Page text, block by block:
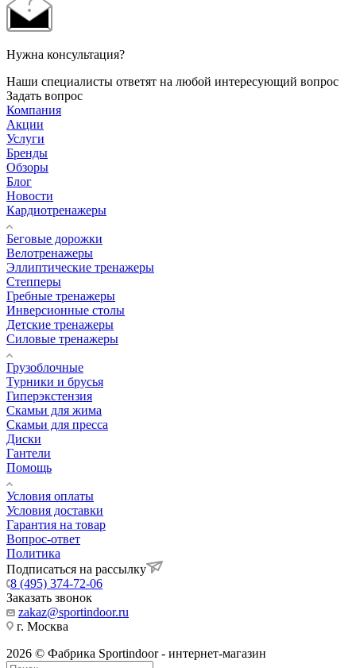
Нужна консультация?
Наши специалисты ответят на любой интересующий вопрос
Задать вопрос
Компания
Акции
Услуги
Бренды
Обзоры
Блог
Новости
Кардиотренажеры
Беговые дорожки
Велотренажеры
Эллиптические тренажеры
Степперы
Гребные тренажеры
Инверсионные столы
Детские тренажеры
Силовые тренажеры
Грузоблочные
Турники и брусья
Гиперэкстензия
Скамьи для жима
Скамьи для пресса
Диски
Гантели
Помощь
Условия оплаты
Условия доставки
Гарантия на товар
Вопрос-ответ
Политика
Подписаться на рассылку
8 (495) 374-72-06
Заказать звонок
zakaz@sportindoor.ru
г. Москва
2026 © Фабрика Sportindoor - интернет-магазин